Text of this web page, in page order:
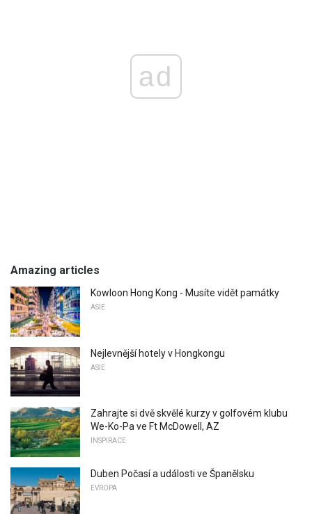
ad
Amazing articles
Kowloon Hong Kong - Musíte vidět památky
ASIE
Nejlevnější hotely v Hongkongu
ASIE
Zahrajte si dvě skvělé kurzy v golfovém klubu
We-Ko-Pa ve Ft McDowell, AZ
INSPIRACE
Duben Počasí a události ve Španělsku
EVROPA